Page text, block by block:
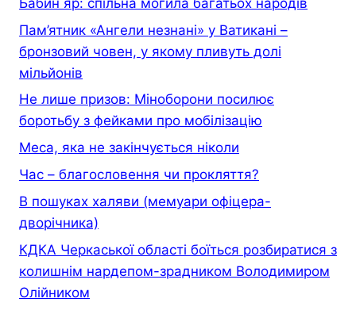
Пам’ятник «Ангели незнані» у Ватикані –
бронзовий човен, у якому пливуть долі
мільйонів
Не лише призов: Міноборони посилює
боротьбу з фейками про мобілізацію
Меса, яка не закінчується ніколи
Час – благословення чи прокляття?
В пошуках халяви (мемуари офiцера-
дворiчника)
КДКА Черкаської області боїться розбиратися з
колишнім нардепом-зрадником Володимиром
Олійником